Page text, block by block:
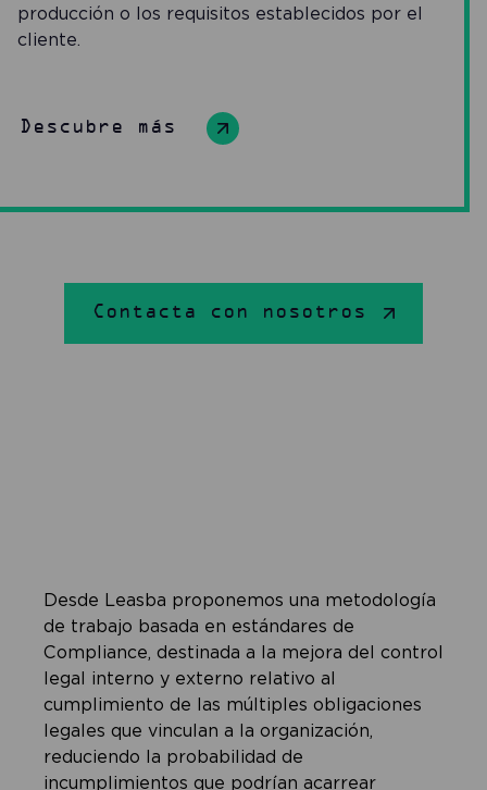
producción o los requisitos establecidos por el
cliente.
Descubre más
Contacta con nosotros
Desde Leasba proponemos una metodología
de trabajo basada en estándares de
Compliance, destinada a la mejora del control
legal interno y externo relativo al
cumplimiento de las múltiples obligaciones
legales que vinculan a la organización,
reduciendo la probabilidad de
incumplimientos que podrían acarrear